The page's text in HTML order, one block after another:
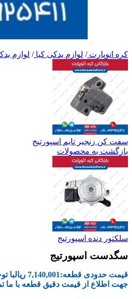
کره اتوپارت/ لوازم یدکی کیا/ لوازم
سفت کن زنجیر تایم اسپورتیج
بازگشت به محصولات
سلکتور دنده اسپورتیج
سگدست اسپورتیج
قیمت حدودی قطعه:7,140,001 ریالبا
جهت اطلاع از قیمت دقیق قطعه با ما